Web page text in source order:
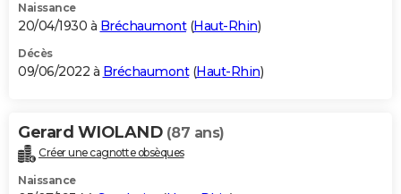
Naissance
20/04/1930 à Bréchaumont(Haut-Rhin)
Décès
09/06/2022 à Bréchaumont(Haut-Rhin)
Gerard WIOLAND (87 ans)
Créer une cagnotte obsèques
Naissance